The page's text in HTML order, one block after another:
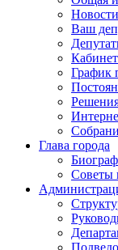
Новости
Ваш
График
Глава города
Советы